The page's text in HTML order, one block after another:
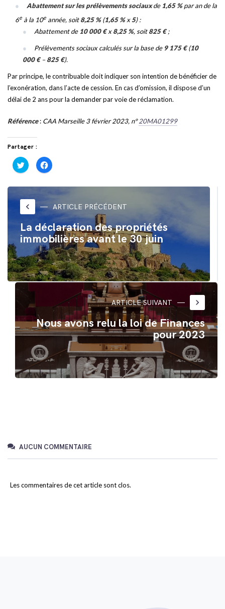
Abattement sur les prélèvements sociauxde 1,65 %par an de la
6e à la 10e année, soit8,25 %(1,65 %x5) :
Abattement de10 000 €x8,25 %, soit825 €;
Prélèvements sociaux calculés sur la base de9 175 €(10
000 €– 825 €).
Par principe, le contribuable doit indiquer son intention de bénéficier de
l’exonération, dans l’acte de cession. En cas d’omission, il dispose d’un
délai de 2 ans pour la demander par voie de réclamation.
Référence: CAA Marseille 3 février 2023, n°20MA01299
Partager :
Cliquez
pour
partager
Twitter(ouvre
dans
une
nouvelle
fenêtre)
Cliquez
pour
partager
Facebook(ouvre
dans
nouvelle
fenêtre)
keyboard_arrow_left ARTICLE PRÉCÉDENT
La déclaration des propriétés
immobilières avant le 30 juin
ARTICLE SUIVANT keyboard_arrow_right
Nous avons relu la loi de Finances
pour 2023
AUCUN COMMENTAIRE
Les commentaires de cet article sont clos.